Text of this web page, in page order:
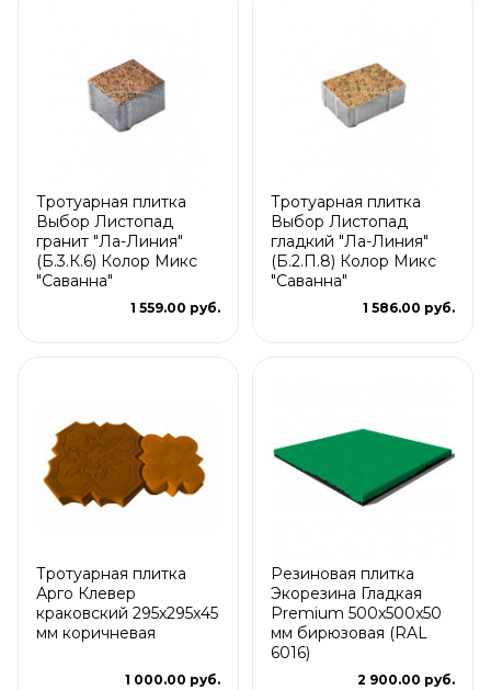
Тротуарная плитка
Выбор Листопад
гранит "Ла-Линия"
(Б.3.К.6) Колор Микс
"Саванна"
1 559.00 руб.
Тротуарная плитка
Выбор Листопад
гладкий "Ла-Линия"
(Б.2.П.8) Колор Микс
"Саванна"
1 586.00 руб.
Тротуарная плитка
Арго Клевер
краковский 295x295x45
мм коричневая
1 000.00 руб.
Резиновая плитка
Экорезина Гладкая
Premium 500x500x50
мм бирюзовая (RAL
6016)
2 900.00 руб.